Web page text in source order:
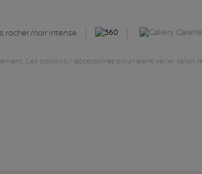
rocher/noir intense Galerie
Les options / accessoires pourraient varier selon